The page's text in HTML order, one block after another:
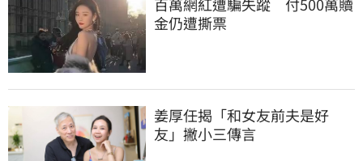
金仍遭撕票
姜厚任揭「和女友前夫是好
友」撇小三傳言